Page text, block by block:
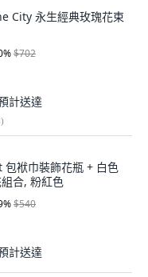
City 永生經典玫瑰花束
%$702
計送達
)
包袱巾裝飾花瓶 + 白色
合, 粉紅色
%$540
計送達